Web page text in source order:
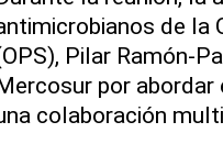
de la
Pilar Ramón-
por
colaboración